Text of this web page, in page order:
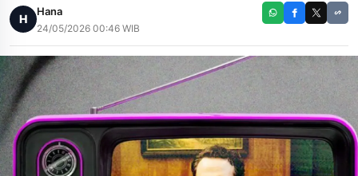
H
Hana
24/05/2026 00:46 WIB